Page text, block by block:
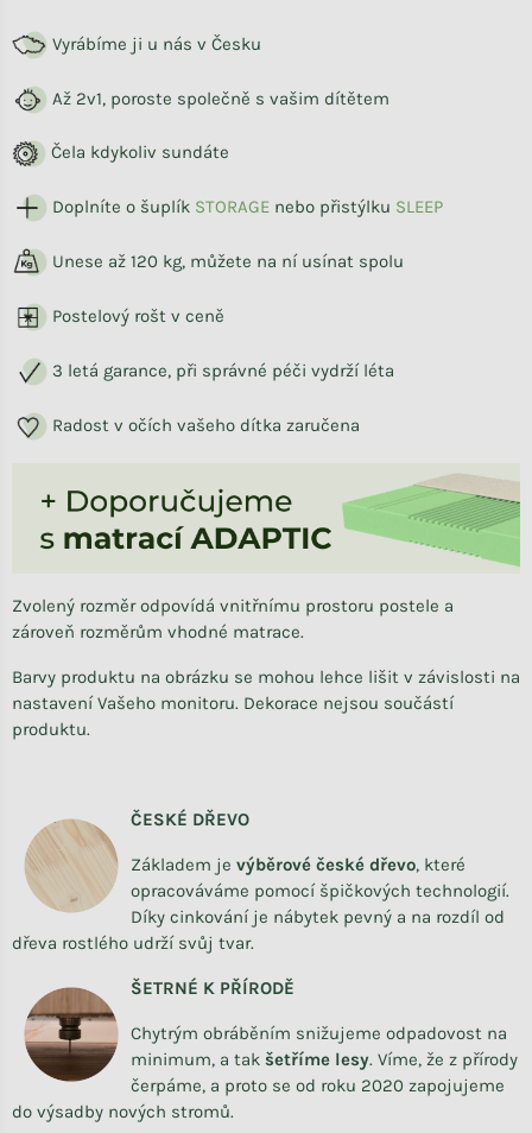
Vyrábíme ji u nás v Česku
Až 2v1, poroste společně s vašim dítětem
Čela kdykoliv sundáte
Doplníte o šuplík STORAGE nebo přistýlku SLEEP
Unese až 120 kg, můžete na ní usínat spolu
Postelový rošt v ceně
3 letá garance, při správné péči vydrží léta
Radost v očích vašeho dítka zaručena
Zvolený rozměr odpovídá vnitřnímu prostoru postele a
zároveň rozměrům vhodné matrace.
Barvy produktu na obrázku se mohou lehce lišit v závislosti na
nastavení Vašeho monitoru. Dekorace nejsou součástí
produktu.
ČESKÉ DŘEVO
Základem je výběrové české dřevo, které
opracováváme pomocí špičkových technologií.
Díky cinkování je nábytek pevný a na rozdíl od
dřeva rostlého udrží svůj tvar.
ŠETRNÉ K PŘÍRODĚ
Chytrým obráběním snižujeme odpadovost na
minimum, a tak šetříme lesy. Víme, že z přírody
čerpáme, a proto se od roku 2020 zapojujeme
do výsadby nových stromů.